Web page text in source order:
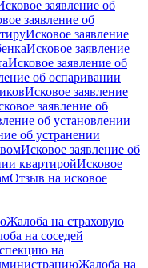
заявление об
заявление об
Исковое заявление
Исковое заявление
Исковое заявление об
об оспаривании
Исковое заявление
заявление об
об установлении
об устранении
Исковое заявление об
квартиройИсковое
Отзыв на исковое
Жалоба на страховую
на соседей
на
Жалоба на